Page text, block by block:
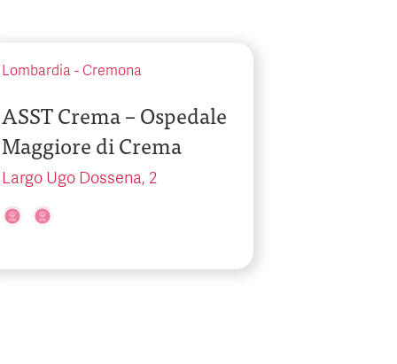
Lombardia - Cremona
ASST Crema – Ospedale
Maggiore di Crema
Largo Ugo Dossena, 2